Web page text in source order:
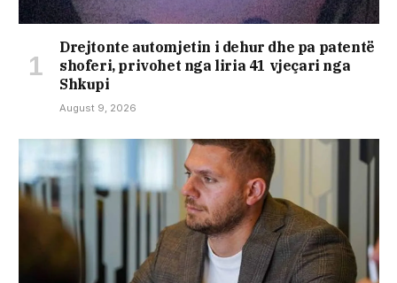
Drejtonte automjetin i dehur dhe pa patentë
shoferi, privohet nga liria 41 vjeçari nga
Shkupi
August 9, 2026